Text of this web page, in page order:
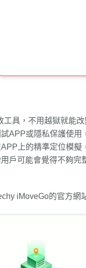
具，不用越獄就能
APP或隱私保護使用
上的精準定位模擬
戶可能會覺得不夠完
iMoveGo的官方網